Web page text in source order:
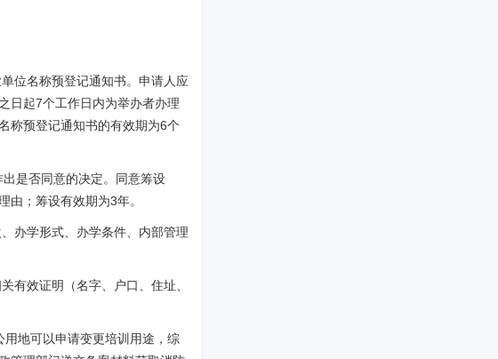
位名称预登记通知书。申请人应
日起7个工作日内为举办者办理
称预登记通知书的有效期为6个
是否同意的决定。同意筹设
由；筹设有效期为3年。
办学形式、办学条件、内部管理
有效证明（名字、户口、住址、
地可以申请变更培训用途，综